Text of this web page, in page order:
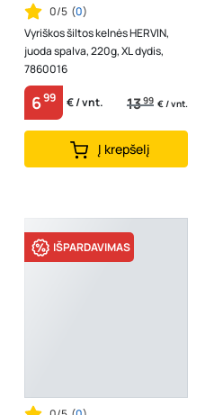
0/5 (0)
Vyriškos šiltos kelnės HERVIN,
juoda spalva, 220g, XL dydis,
7860016
699 € / vnt. 1399 € / vnt.
Į krepšelį
IŠPARDAVIMAS